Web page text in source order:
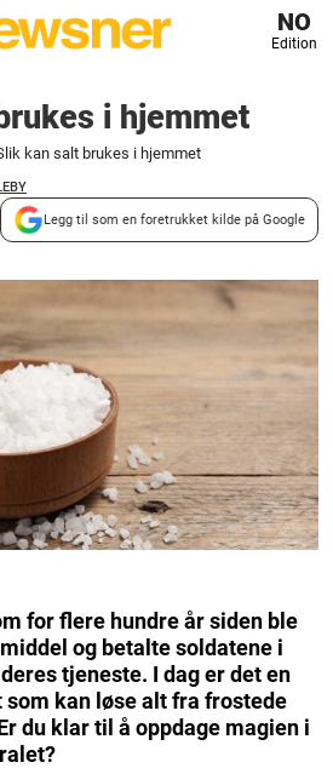
NO
Edition
i hjemmet
kan salt brukes i hjemmet
Legg til som en foretrukket kilde på Google
for flere hundre år siden ble
og betalte soldatene i
tjeneste. I dag er det en
som kan løse alt fra frostede
du klar til å oppdage magien i